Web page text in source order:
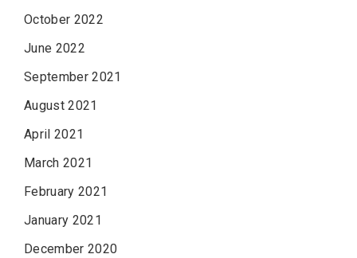
October 2022
June 2022
September 2021
August 2021
April 2021
March 2021
February 2021
January 2021
December 2020